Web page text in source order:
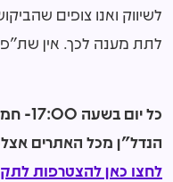
לשיווק ואנו צופים
לתת מענה לכך. אין
כל
הנדל"ן מכל האתרים
לחצו כאן להצטרפות